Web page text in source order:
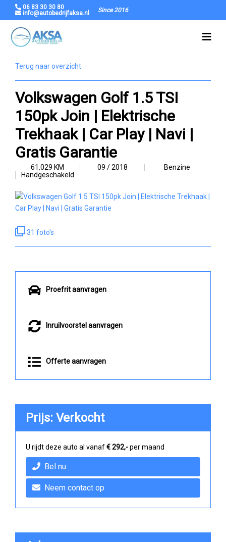
06 83 30 30 80
info@autobedrijfaksa.nl
Since 2016
Terug naar overzicht
Volkswagen Golf 1.5 TSI
150pk Join | Elektrische
Trekhaak | Car Play | Navi |
Gratis Garantie
61.029 KM 09 / 2018
Benzine
Handgeschakeld
31 foto's
Proefrit aanvragen
Inruilvoorstel aanvragen
Offerte aanvragen
Prijs: Verkocht
U rijdt deze auto al vanaf€ 292,-per maand
Bel nu
Neem contact op